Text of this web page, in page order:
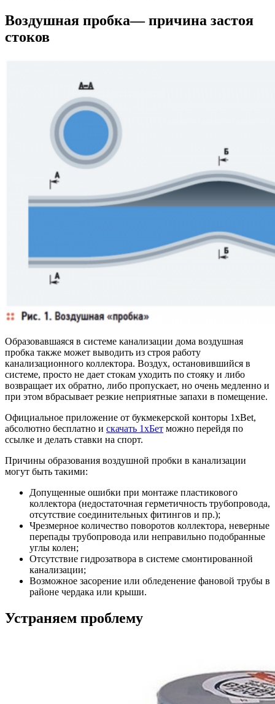
Воздушная пробка— причина застоя
стоков
Образовавшаяся в системе канализации дома воздушная
пробка также может выводить из строя работу
канализационного коллектора. Воздух, остановившийся в
системе, просто не дает стокам уходить по стояку и либо
возвращает их обратно, либо пропускает, но очень медленно и
при этом вбрасывает резкие неприятные запахи в помещение.
Официальное приложение от букмекерской конторы 1xBet,
абсолютно бесплатно и скачать 1хБет можно перейдя по
ссылке и делать ставки на спорт.
Причины образования воздушной пробки в канализации
могут быть такими:
Допущенные ошибки при монтаже пластикового
коллектора (недостаточная герметичность трубопровода,
отсутствие соединительных фитингов и пр.);
Чрезмерное количество поворотов коллектора, неверные
перепады трубопровода или неправильно подобранные
углы колен;
Отсутствие гидрозатвора в системе смонтированной
канализации;
Возможное засорение или обледенение фановой трубы в
районе чердака или крыши.
Устраняем проблему